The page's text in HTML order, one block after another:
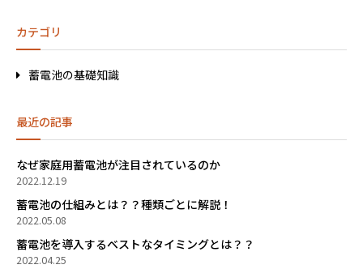
カテゴリ
蓄電池の基礎知識
最近の記事
なぜ家庭用蓄電池が注目されているのか
2022.12.19
蓄電池の仕組みとは？？種類ごとに解説！
2022.05.08
蓄電池を導入するベストなタイミングとは？？
2022.04.25